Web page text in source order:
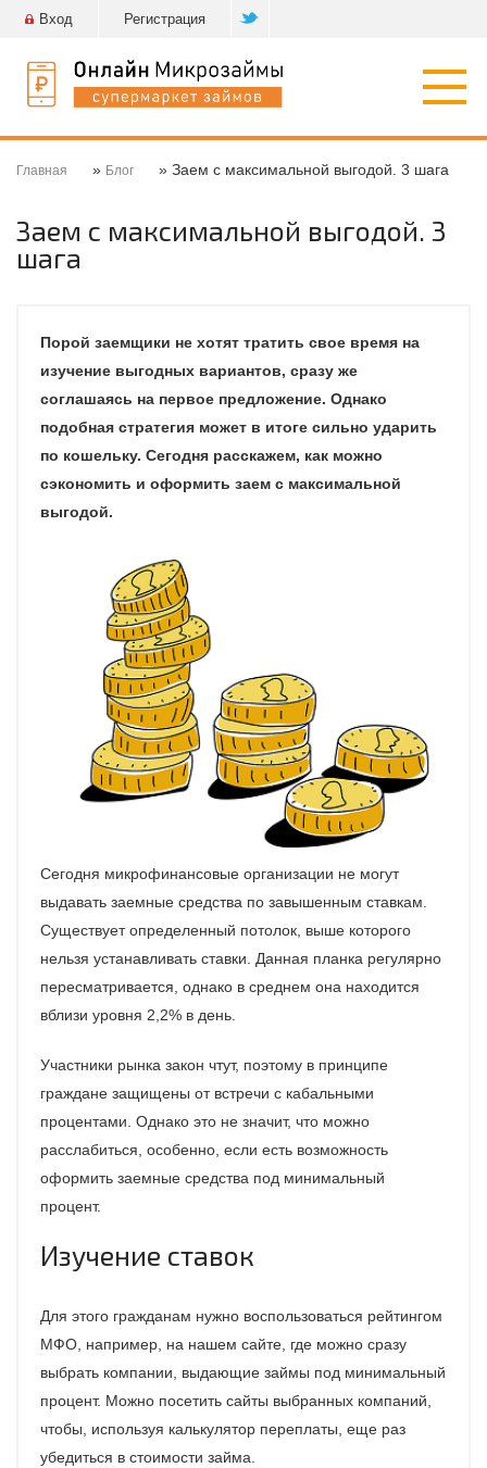
Вход Регистрация
Главная » Блог » Заем с максимальной выгодой. 3 шага
Заем с максимальной выгодой. 3
шага
Порой заемщики не хотят тратить свое время на
изучение выгодных вариантов, сразу же
соглашаясь на первое предложение. Однако
подобная стратегия может в итоге сильно ударить
по кошельку. Сегодня расскажем, как можно
сэкономить и оформить заем с максимальной
выгодой.
Сегодня микрофинансовые организации не могут
выдавать заемные средства по завышенным ставкам.
Существует определенный потолок, выше которого
нельзя устанавливать ставки. Данная планка регулярно
пересматривается, однако в среднем она находится
вблизи уровня 2,2% в день.
Участники рынка закон чтут, поэтому в принципе
граждане защищены от встречи с кабальными
процентами. Однако это не значит, что можно
расслабиться, особенно, если есть возможность
оформить заемные средства под минимальный
процент.
Изучение ставок
Для этого гражданам нужно воспользоваться рейтингом
МФО, например, на нашем сайте, где можно сразу
выбрать компании, выдающие займы под минимальный
процент. Можно посетить сайты выбранных компаний,
чтобы, используя калькулятор переплаты, еще раз
убедиться в стоимости займа.